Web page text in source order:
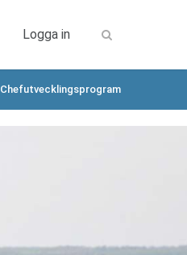
Logga in
Chefutvecklingsprogram